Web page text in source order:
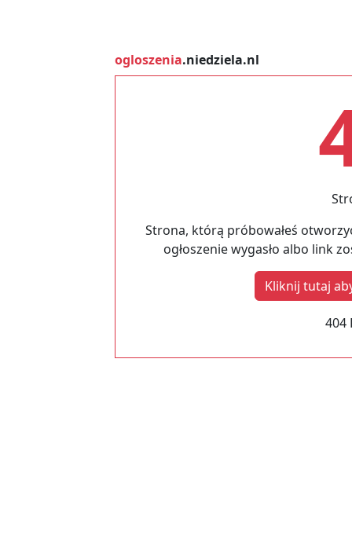
ogloszenia.niedziela.nl
Strona, którą próbowałeś
ogłoszenie wygasło albo link
Kliknij tutaj
404